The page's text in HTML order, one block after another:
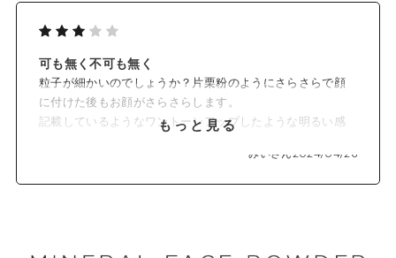
可も無く不可も無く
粒子が細かいのでしょうか？片栗粉のようにさらさらで顔
に付けた後もお顔がさらさらします。
記載しているようなワントーンアップしたような明るい感
もっと見る
みいさん 2024/04/26